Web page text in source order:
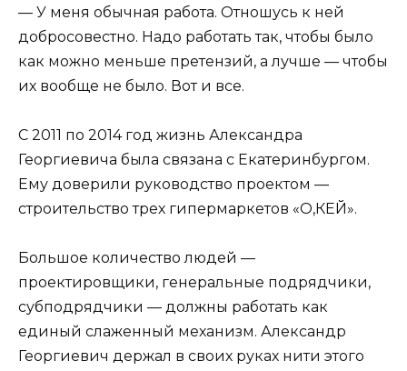
— У меня обычная работа. Отношусь к ней
добросовестно. Надо работать так, чтобы было
как можно меньше претензий, а лучше — чтобы
их вообще не было. Вот и все.
С 2011 по 2014 год жизнь Александра
Георгиевича была связана с Екатеринбургом.
Ему доверили руководство проектом —
строительство трех гипермаркетов «О,КЕЙ».
Большое количество людей —
проектировщики, генеральные подрядчики,
субподрядчики — должны работать как
единый слаженный механизм. Александр
Георгиевич держал в своих руках нити этого